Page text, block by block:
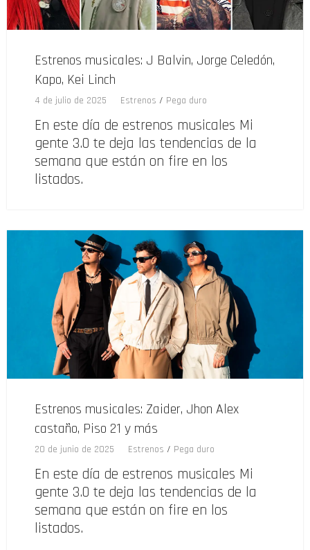
Estrenos musicales: J Balvin, Jorge Celedón,
Kapo, Kei Linch
4 de julio de 2025 Estrenos / Pega duro
En este día de estrenos musicales Mi
gente 3.0 te deja las tendencias de la
semana que están on fire en los
listados.
Estrenos musicales: Zaider, Jhon Alex
castaño, Piso 21 y más
20 de junio de 2025 Estrenos / Pega duro
En este día de estrenos musicales Mi
gente 3.0 te deja las tendencias de la
semana que están on fire en los
listados.